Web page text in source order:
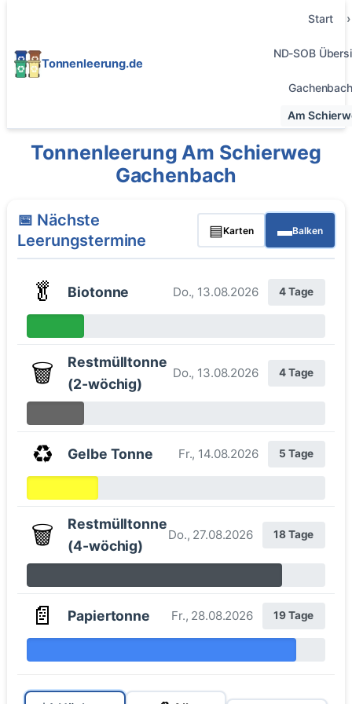
Tonnenleerung.de
Start
ND-SOB
Gachenbach
Am
Tonnenleerung Am Schierweg
Gachenbach
📅 Nächste
Leerungstermine
▤Karten ▬Balken
🥬 Biotonne Do., 13.08.2026 4 Tage
🗑️
Restmülltonne
(2-wöchig)
Do., 13.08.2026 4 Tage
♻️ Gelbe Tonne Fr., 14.08.2026 5 Tage
🗑️
Restmülltonne
(4-wöchig)
Do., 27.08.2026 18 Tage
📄 Papiertonne Fr., 28.08.2026 19 Tage